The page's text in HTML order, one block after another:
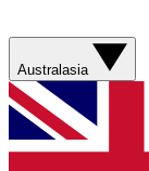
Australasia